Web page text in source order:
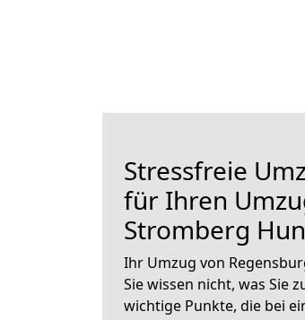
Stressfreie
für Ihren
Stromberg
Ihr Umzug von
Sie wissen nicht, was Sie
wichtige Punkte, die bei